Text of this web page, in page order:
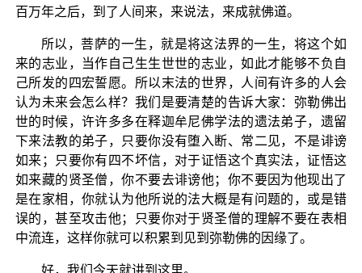
百万年之后，到了人间来，来说法，来成就佛道。
所以，菩萨的一生，就是将这法界的一生，将这个如
来的志业，当作自己生生世世的志业，如此才能够不负自
己所发的四宏誓愿。所以末法的世界，人间有许多的人会
认为未来会怎么样？我们是要清楚的告诉大家：弥勒佛出
世的时候，许许多多在释迦牟尼佛学法的遗法弟子，遗留
下来法教的弟子，只要你没有堕入断、常二见，不是诽谤
如来；只要你有四不坏信，对于证悟这个真实法，证悟这
如来藏的贤圣僧，你不要去诽谤他；你不要因为他现出了
是在家相，你就认为他所说的法大概是有问题的，或是错
误的，甚至攻击他；只要你对于贤圣僧的理解不要在表相
中流连，这样你就可以积累到见到弥勒佛的因缘了。
好，我们今天就讲到这里。